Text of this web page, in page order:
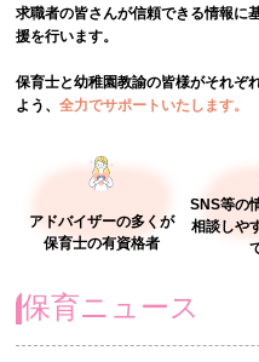
求職者の皆さんが信頼できる情報に
援を行います。
保育士と幼稚園教諭の皆様がそれぞ
よう、全力でサポートいたします。
アドバイザーの多くが
保育士の有資格者
SNS等の
相談しや
保育ニュース